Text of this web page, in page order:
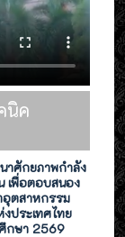
นิค
าศักยภาพกำลัง
เพื่อตอบสนอง
ตสาหกรรม
ประเทศไทย
กษา 2569